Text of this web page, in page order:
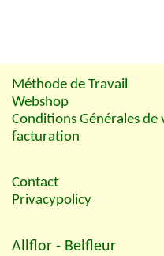
Méthode de Travail
Webshop
Conditions Générales
facturation
Contact
Privacypolicy
Allflor - Belfleur